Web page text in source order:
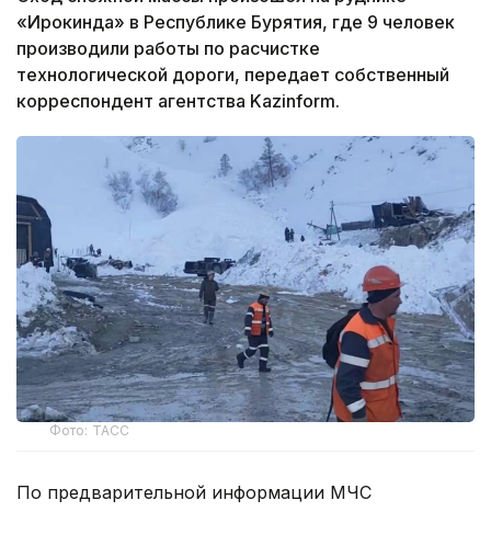
«Ирокинда» в Республике Бурятия, где 9 человек
производили работы по расчистке
технологической дороги, передает собственный
корреспондент агентства Kazinform.
Фото: ТАСС
По предварительной информации МЧС